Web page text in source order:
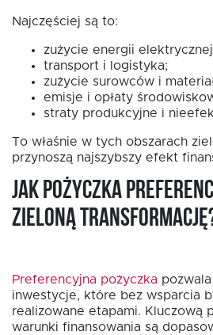
Najczęściej są to:
zużycie energii
transport i logistyka;
zużycie surowców i
emisje i opłaty
straty produkcyjne i
To właśnie w tych obszarach
przynoszą najszybszy efekt
Jak pożyczka
zieloną
Preferencyjna pożyczka
inwestycje, które bez wsparcia
realizowane etapami. Kluczową
warunki finansowania są